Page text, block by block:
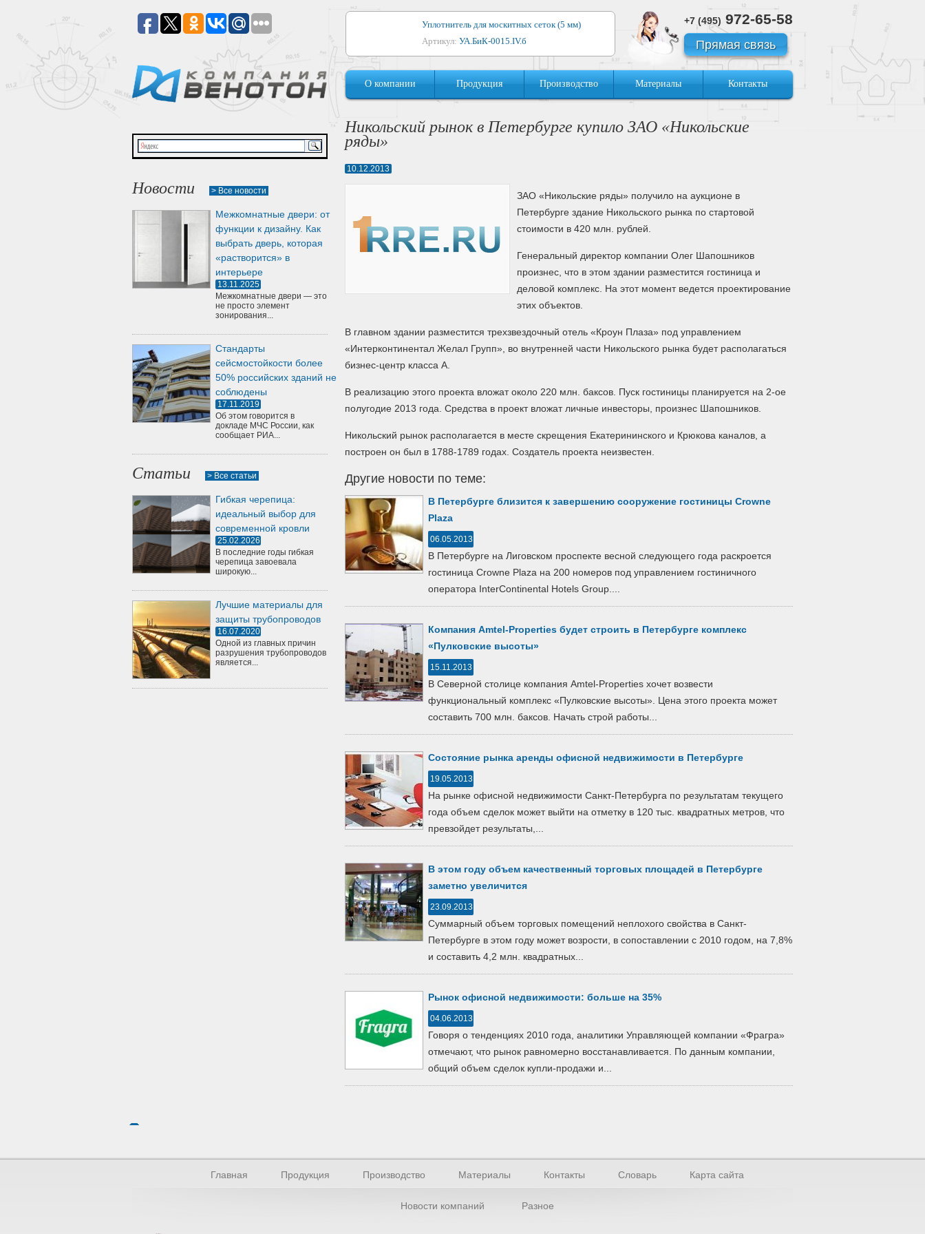
Уплотнитель для москитных сеток (5 мм)
Артикул: УА.БиК-0015.IV.б
Уплотнитель для алюминиевых окон
Артикул:1044
Артикул:УМ.БиК-0062.IV.б
Уплотнитель для деревянных дверей
+7 (495) 972-65-58
Прямая связь
О компании Продукция Производство Материалы Контакты
Новости > Все новости
Межкомнатные двери: от
функции к дизайну. Как
выбрать дверь, которая
«растворится» в
интерьере
13.11.2025
Межкомнатные двери — это
не просто элемент
зонирования...
Стандарты
сейсмостойкости более
50% российских зданий не
соблюдены
17.11.2019
Об этом говорится в
докладе МЧС России, как
сообщает РИА...
Статьи > Все статьи
Гибкая черепица:
идеальный выбор для
современной кровли
25.02.2026
В последние годы гибкая
черепица завоевала
широкую...
Лучшие материалы для
защиты трубопроводов
16.07.2020
Одной из главных причин
разрушения трубопроводов
является...
Никольский рынок в Петербурге купило ЗАО «Никольские
ряды»
10.12.2013
ЗАО «Никольские ряды» получило на аукционе в
Петербурге здание Никольского рынка по стартовой
стоимости в 420 млн. рублей.
Генеральный директор компании Олег Шапошников
произнес, что в этом здании разместится гостиница и
деловой комплекс. На этот момент ведется проектирование
этих объектов.
В главном здании разместится трехзвездочный отель «Кроун Плаза» под управлением
«Интерконтинентал Желал Групп», во внутренней части Никольского рынка будет располагаться
бизнес-центр класса А.
В реализацию этого проекта вложат около 220 млн. баксов. Пуск гостиницы планируется на 2-ое
полугодие 2013 года. Средства в проект вложат личные инвесторы, произнес Шапошников.
Никольский рынок располагается в месте скрещения Екатерининского и Крюкова каналов, а
построен он был в 1788-1789 годах. Создатель проекта неизвестен.
Другие новости по теме:
В Петербурге близится к завершению сооружение гостиницы Crowne
Plaza
06.05.2013
В Петербурге на Лиговском проспекте весной следующего года раскроется
гостиница Crowne Plaza на 200 номеров под управлением гостиничного
оператора InterContinental Hotels Group....
Компания Amtel-Properties будет строить в Петербурге комплекс
«Пулковские высоты»
15.11.2013
В Северной столице компания Amtel-Properties хочет возвести
функциональный комплекс «Пулковские высоты». Цена этого проекта может
составить 700 млн. баксов. Начать строй работы...
Состояние рынка аренды офисной недвижимости в Петербурге
19.05.2013
На рынке офисной недвижимости Санкт-Петербурга по результатам текущего
года объем сделок может выйти на отметку в 120 тыс. квадратных метров, что
превзойдет результаты,...
В этом году объем качественный торговых площадей в Петербурге
заметно увеличится
23.09.2013
Суммарный объем торговых помещений неплохого свойства в Санкт-
Петербурге в этом году может возрости, в сопоставлении с 2010 годом, на 7,8%
и составить 4,2 млн. квадратных...
Рынок офисной недвижимости: больше на 35%
04.06.2013
Говоря о тенденциях 2010 года, аналитики Управляющей компании «Фрагра»
отмечают, что рынок равномерно восстанавливается. По данным компании,
общий объем сделок купли-продажи и...
Главная Продукция Производство Материалы Контакты Словарь Карта сайта
Новости компаний Разное